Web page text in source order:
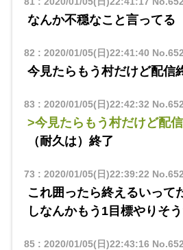
なんか不穏なこと言ってる
82 : 2020/01/05(日)22:41:40
今見たらもう村だけど配信
83 : 2020/01/05(日)22:42:32
>今見たらもう村だけど配
（耐久は）終了
73 : 2020/01/05(日)22:39:22
これ囲ったら終えるいって
しなんかもう1目標やりそ
85: 2020/01/05(日)22:43:16